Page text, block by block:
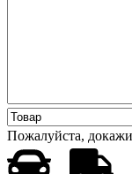
Пожалуйста,